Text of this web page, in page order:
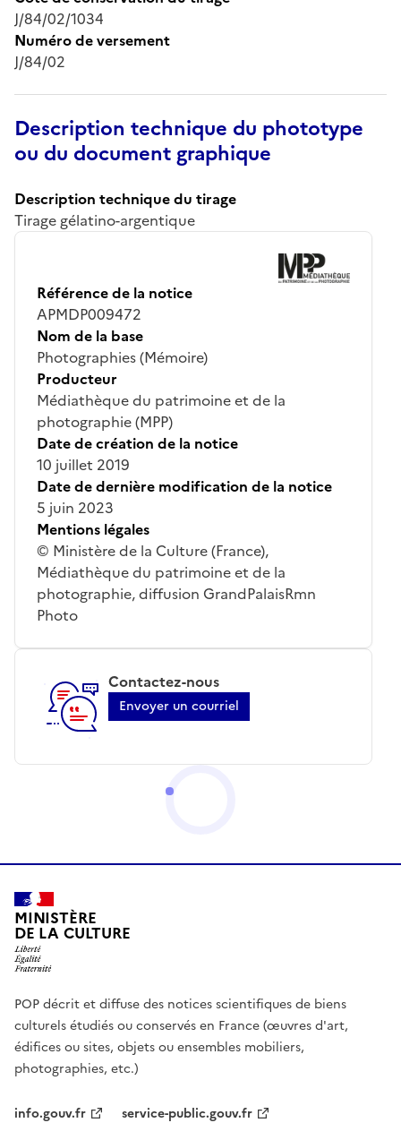
J/84/02/1034
Numéro de versement
J/84/02
Description technique du phototype
ou du document graphique
Description technique du tirage
Tirage gélatino-argentique
Référence de la notice
APMDP009472
Nom de la base
Photographies (Mémoire)
Producteur
Médiathèque du patrimoine et de la
photographie (MPP)
Date de création de la notice
10 juillet 2019
Date de dernière modification de la notice
5 juin 2023
Mentions légales
© Ministère de la Culture (France),
Médiathèque du patrimoine et de la
photographie, diffusion GrandPalaisRmn
Photo
Contactez-nous
Envoyer un courriel
MINISTÈRE
DE LA CULTURE
POP décrit et diffuse des notices scientifiques de biens
culturels étudiés ou conservés en France (œuvres d'art,
édifices ou sites, objets ou ensembles mobiliers,
photographies, etc.)
info.gouv.fr service-public.gouv.fr